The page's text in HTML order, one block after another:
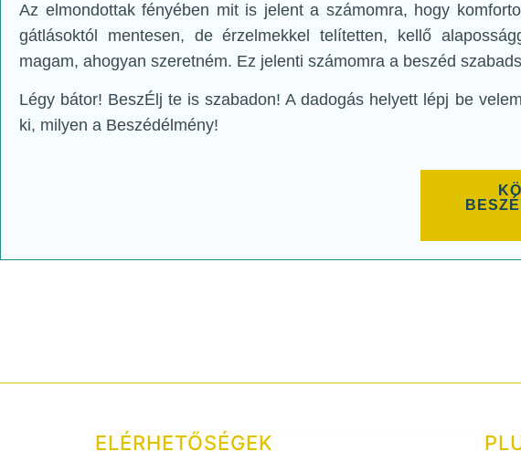
Az elmondottak fényében mit is jelent a számomra, hogy
gátlásoktól mentesen, de érzelmekkel telítetten, kellő
magam, ahogyan szeretném. Ez jelenti számomra a beszéd
Légy bátor! BeszÉlj te is szabadon! A dadogás helyett lépj be
ki, milyen a Beszédélmény!
ELÉRHETŐSÉGEK